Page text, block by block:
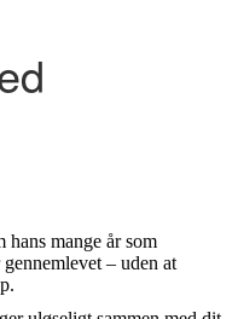
hans mange år som
– uden at